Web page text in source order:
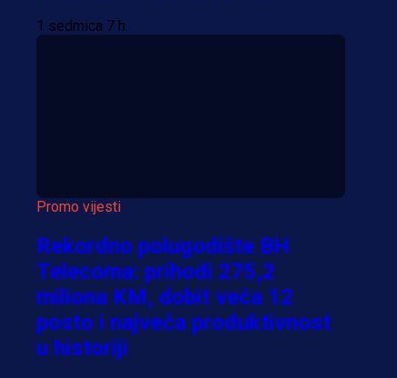
1 sedmica 7 h
Promo vijesti
Rekordno polugodište BH
Telecoma: prihodi 275,2
miliona KM, dobit veća 12
posto i najveća produktivnost
u historiji